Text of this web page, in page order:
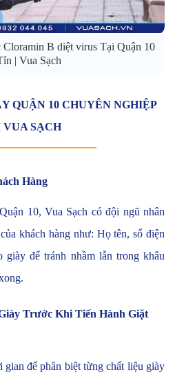
B diệt virus Tại Quận 10
| Vua Sạch
QUẬN 10 CHUYÊN NGHIỆP
SẠCH
Hàng
10, Vua Sạch có đội ngũ nhân
khách hàng như: Họ tên, số điện
giày để tránh nhầm lẫn trong khâu
Trước Khi Tiến Hành Giặt
để phân biệt từng chất liệu giày